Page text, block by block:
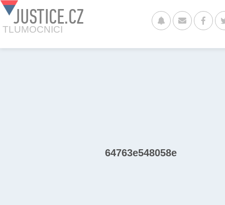
JUSTICE.CZ
TLUMOCNICI
64763e548058e